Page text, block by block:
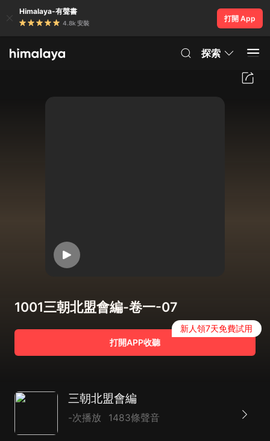
Himalaya-有聲書
4.8k 安裝
打開 App
探索
1001三朝北盟會編-卷一-07
打開APP收聽
新人領7天免費試用
三朝北盟會編
-次播放 1483條聲音